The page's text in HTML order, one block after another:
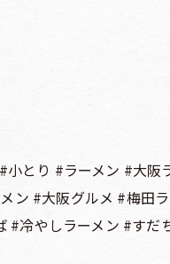
とり #ラーメン #大阪
ン #大阪グルメ #梅田
冷やしラーメン #すだ